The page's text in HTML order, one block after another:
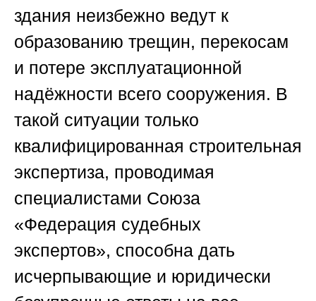
здания неизбежно ведут к
образованию трещин, перекосам
и потере эксплуатационной
надёжности всего сооружения. В
такой ситуации только
квалифицированная строительная
экспертиза, проводимая
специалистами Союза
«Федерация судебных
экспертов», способна дать
исчерпывающие и юридически